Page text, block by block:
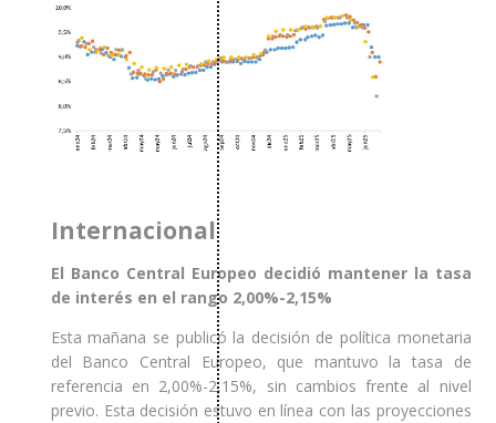
Internacional
El Banco Central Europeo decidió mantener la tasa
de interés en el rango 2,00%-2,15%
Esta mañana se publicó la decisión de política monetaria
del Banco Central Europeo, que mantuvo la tasa de
referencia en 2,00%-2,15%, sin cambios frente al nivel
previo. Esta decisión estuvo en línea con las proyecciones